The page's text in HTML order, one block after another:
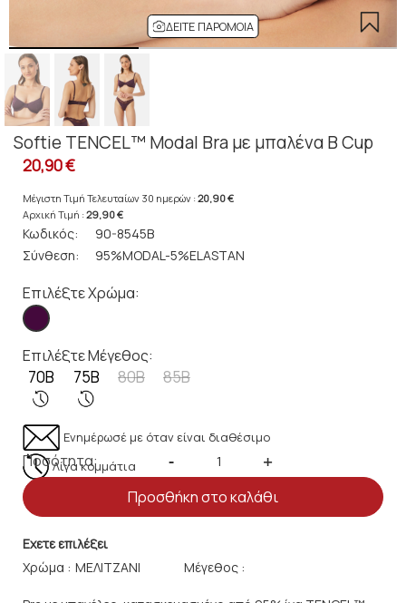
ΔΕΊΤΕ ΠΑΡΌΜΟΙΑ
Softie TENCEL™ Modal Bra με μπαλένα B Cup
20,90 €
Μέγιστη Τιμή Τελευταίων 30 ημερών :20,90 €
Αρχική Τιμή :29,90 €
Κωδικός:
90-8545B
Σύνθεση:
95%MODAL-5%ELASTAN
Επιλέξτε Χρώμα:
Επιλέξτε Μέγεθος:
70B 75B 80B 85B
Ενημέρωσέ με όταν είναι διαθέσιμο
Λίγα κομμάτια
Ποσότητα: - +
Προσθήκη στο καλάθι
Εχετε επιλέξει
Χρώμα :
Μέγεθος :